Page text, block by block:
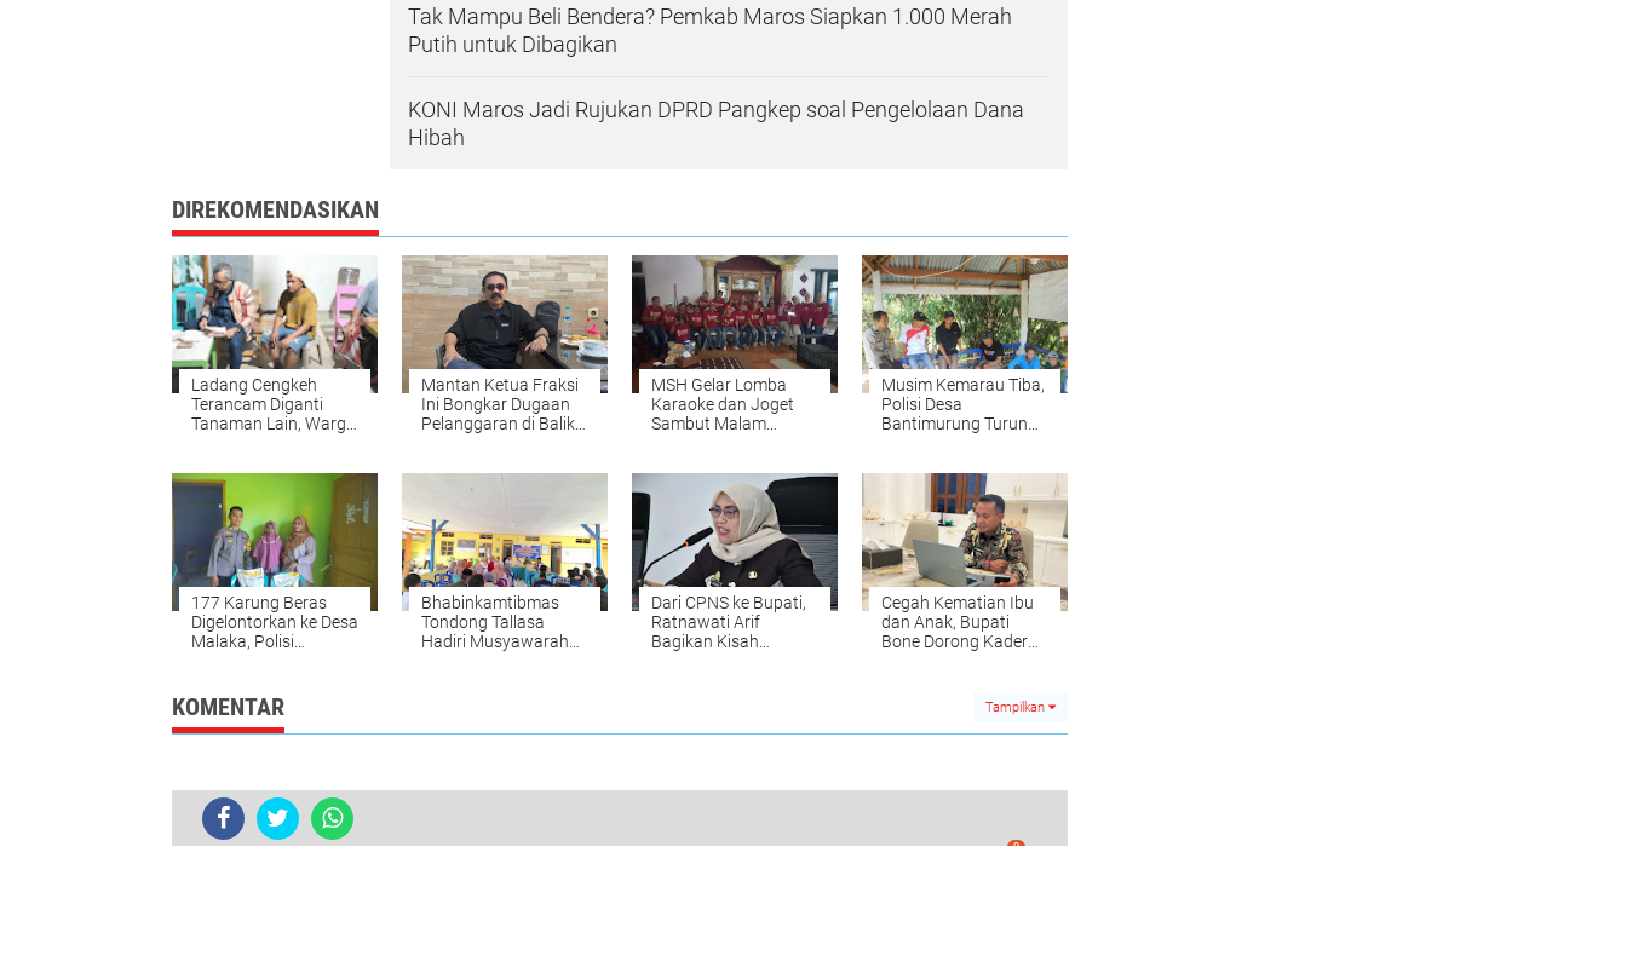
Tak Mampu Beli Bendera? Pemkab Maros Siapkan 1.000 Merah
Putih untuk Dibagikan
KONI Maros Jadi Rujukan DPRD Pangkep soal Pengelolaan Dana
Hibah
DIREKOMENDASIKAN
Ladang Cengkeh
Terancam Diganti
Tanaman Lain, Warga
Mantan Ketua Fraksi
Ini Bongkar Dugaan
Pelanggaran di Balik
MSH Gelar Lomba
Karaoke dan Joget
Sambut Malam
Musim Kemarau Tiba,
Polisi Desa
Bantimurung Turun
177 Karung Beras
Digelontorkan ke Desa
Malaka, Polisi
Bhabinkamtibmas
Tondong Tallasa
Hadiri Musyawarah
Dari CPNS ke Bupati,
Ratnawati Arif
Bagikan Kisah
Cegah Kematian Ibu
dan Anak, Bupati
Bone Dorong Kader
KOMENTAR Tampilkan
0